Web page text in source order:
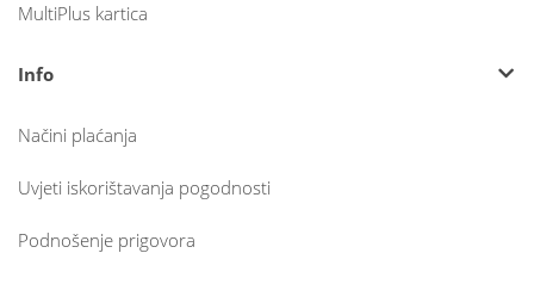
MultiPlus kartica
Info
Načini plaćanja
Uvjeti iskorištavanja pogodnosti
Podnošenje prigovora